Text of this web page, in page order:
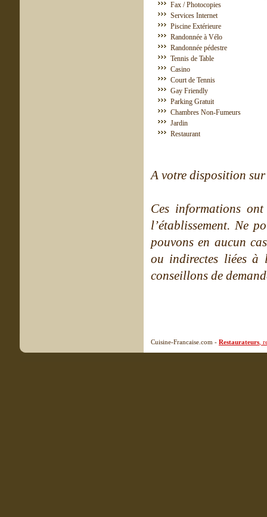
Fax / Photocopies
Services Internet
Piscine Extérieure
Randonnée à Vélo
Randonnée pédestre
Tennis de Table
Casino
Court de Tennis
Gay Friendly
Parking Gratuit
Chambres Non-Fumeurs
Jardin
Restaurant
A votre disposition
Ces informations
l’établissement. Ne
pouvons en aucun
ou indirectes liées à
conseillons de
Cuisine-Francaise.com - Restaurateurs ,